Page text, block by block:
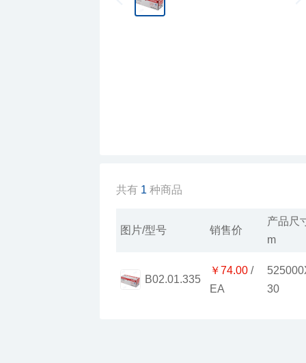
共有 1 种商品
图片/型号
销售价
m
B02.01.335
￥74.00
EA
30
索玛PE盒装保鲜膜